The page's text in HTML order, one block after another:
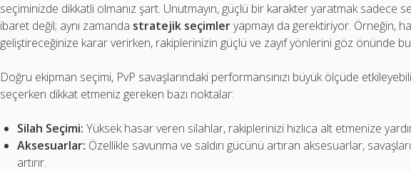
seçiminizde dikkatli olmanız şart. Unutmayın, güçlü bir karakter yaratmak sadece
ibaret değil; aynı zamanda stratejik seçimleryapmayı da gerektiriyor. Örneğin,
geliştireceğinize karar verirken, rakiplerinizin güçlü ve zayıf yönlerini göz önünde
Doğru ekipman seçimi, PvP savaşlarındaki performansınızı büyük ölçüde
seçerken dikkat etmeniz gereken bazı noktalar:
Silah Seçimi: Yüksek hasar veren silahlar, rakiplerinizi hızlıca alt etmenize
Aksesuarlar: Özellikle savunma ve saldırı gücünü artıran aksesuarlar,
artırır.